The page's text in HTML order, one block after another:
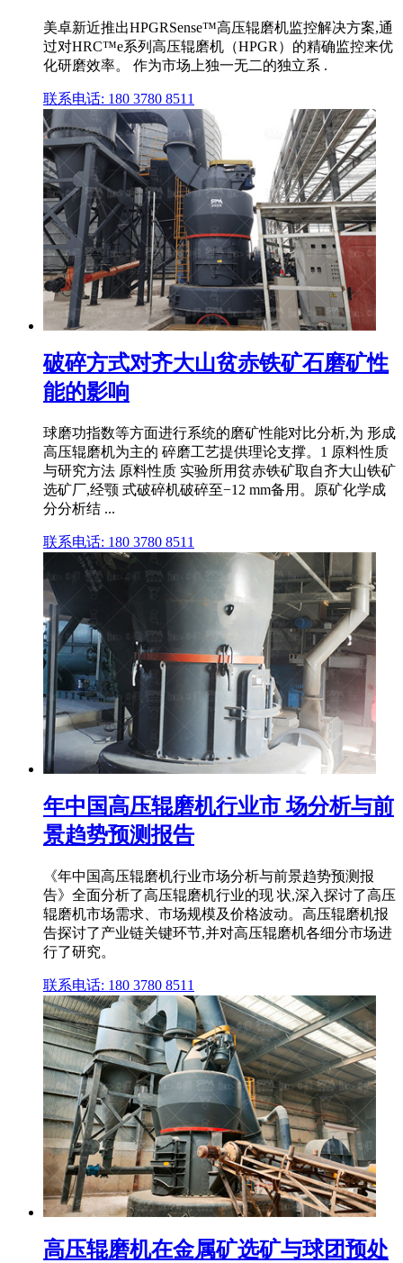
美卓新近推出HPGRSense™高压辊磨机监控解决方案,通
过对HRC™e系列高压辊磨机（HPGR）的精确监控来优
化研磨效率。 作为市场上独一无二的独立系 .
联系电话: 180 3780 8511
破碎方式对齐大山贫赤铁矿石磨矿性
能的影响
球磨功指数等方面进行系统的磨矿性能对比分析,为 形成
高压辊磨机为主的 碎磨工艺提供理论支撑。1 原料性质
与研究方法 原料性质 实验所用贫赤铁矿取自齐大山铁矿
选矿厂,经颚 式破碎机破碎至−12 mm备用。原矿化学成
分分析结 ...
联系电话: 180 3780 8511
年中国高压辊磨机行业市 场分析与前
景趋势预测报告
《年中国高压辊磨机行业市场分析与前景趋势预测报
告》全面分析了高压辊磨机行业的现 状,深入探讨了高压
辊磨机市场需求、市场规模及价格波动。高压辊磨机报
告探讨了产业链关键环节,并对高压辊磨机各细分市场进
行了研究。
联系电话: 180 3780 8511
高压辊磨机在金属矿选矿与球团预处